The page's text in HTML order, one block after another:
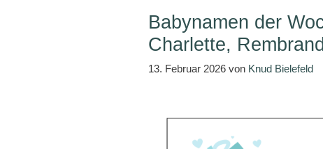
Babynamen der
Charlette,
13. Februar 2026 von Knud Bielefeld